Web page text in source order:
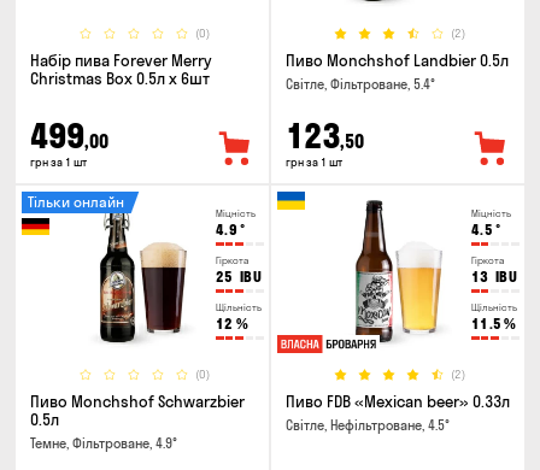
(0)
Набір пива Forever Merry
Christmas Box 0.5л x 6шт
499,00
грн за 1 шт
(2)
Пиво Monchshof Landbier 0.5л
Світле, Фільтроване, 5.4°
123,50
грн за 1 шт
Міцність
4.9 °
Гіркота
25 IBU
Щільність
12 %
(0)
Тільки онлайн
Пиво Monchshof Schwarzbier
0.5л
Темне, Фільтроване, 4.9°
Міцність
4.5 °
Гіркота
13 IBU
Щільність
11.5 %
(2)
Пиво FDB «Mexican beer» 0.33л
Світле, Нефільтроване, 4.5°